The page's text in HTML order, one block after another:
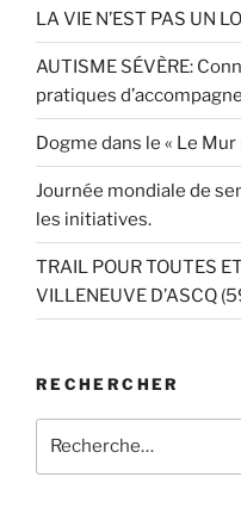
LA VIE N’EST PAS UN
AUTISME SÉVÈRE:
pratiques
Dogme dans le « Le Mur
Journée mondiale de
les initiatives.
TRAIL POUR TOUTES
VILLENEUVE D’ASCQ
RECHERCHER
pour